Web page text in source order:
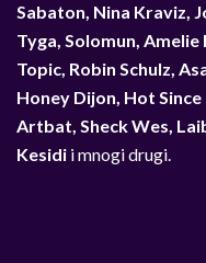
Sabaton, Nina Kraviz,
Tyga, Solomun, Amelie
Topic, Robin Schulz,
Honey Dijon, Hot
Artbat, Sheck Wes,
Kesidi i mnogi drugi.